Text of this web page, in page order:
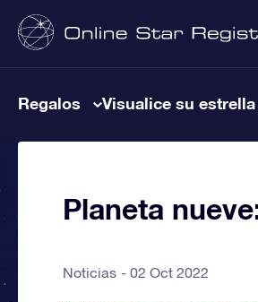
Regalos Visualice su estrella
Planeta
Noticias 02 Oct 2022